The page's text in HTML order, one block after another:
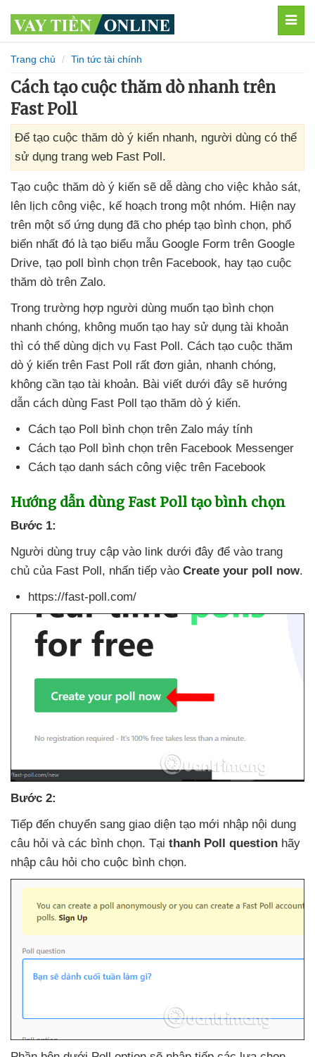
Trang chủ Tin tức tài chính
Cách tạo cuộc thăm dò nhanh trên
Fast Poll
Để tạo cuộc thăm dò ý kiến nhanh, người dùng có thể
sử dụng trang web Fast Poll.
Tạo cuộc thăm dò ý kiến sẽ dễ dàng cho việc khảo sát,
lên lịch công việc, kế hoạch trong một nhóm. Hiện nay
trên một số ứng dụng đã cho phép tạo bình chọn, phổ
biến nhất đó là tạo biểu mẫu Google Form trên Google
Drive, tạo poll bình chọn trên Facebook, hay tạo cuộc
thăm dò trên Zalo.
Trong trường hợp người dùng muốn tạo bình chọn
nhanh chóng, không muốn tạo hay sử dụng tài khoản
thì có thể dùng dịch vụ Fast Poll. Cách tạo cuộc thăm
dò ý kiến trên Fast Poll rất đơn giản, nhanh chóng,
không cần tạo tài khoản. Bài viết dưới đây sẽ hướng
dẫn cách dùng Fast Poll tạo thăm dò ý kiến.
Cách tạo Poll bình chọn trên Zalo máy tính
Cách tạo Poll bình chọn trên Facebook Messenger
Cách tạo danh sách công việc trên Facebook
Hướng dẫn dùng Fast Poll tạo bình chọn
Bước 1:
Người dùng truy cập vào link dưới đây để vào trang
chủ của Fast Poll, nhấn tiếp vào Create your poll now.
https://fast-poll.com/
Bước 2:
Tiếp đến chuyển sang giao diện tạo mới nhập nội dung
câu hỏi và các bình chọn. Tại thanh Poll question hãy
nhập câu hỏi cho cuộc bình chọn.